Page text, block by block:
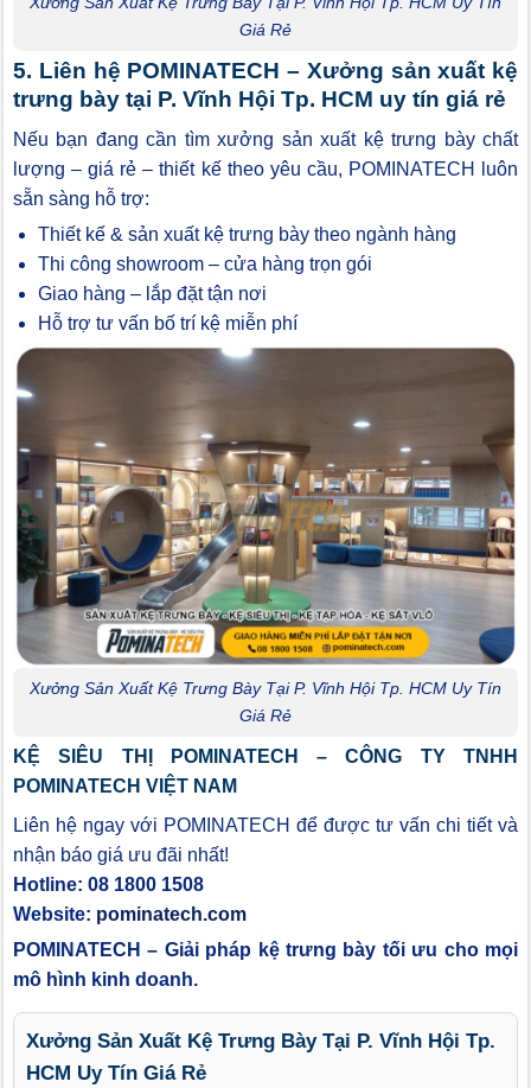
Giá Rẻ
5. Liên hệ POMINATECH – Xưởng sản xuất kệ
trưng bày tại P. Vĩnh Hội Tp. HCM uy tín giá rẻ
Nếu bạn đang cần tìm xưởng sản xuất kệ trưng bày chất
lượng – giá rẻ – thiết kế theo yêu cầu, POMINATECH luôn
sẵn sàng hỗ trợ:
Thiết kế & sản xuất kệ trưng bày theo ngành hàng
Thi công showroom – cửa hàng trọn gói
Giao hàng – lắp đặt tận nơi
Hỗ trợ tư vấn bố trí kệ miễn phí
Xưởng Sản Xuất Kệ Trưng Bày Tại P. Vĩnh Hội Tp. HCM Uy Tín
Giá Rẻ
KỆ SIÊU THỊ POMINATECH – CÔNG TY TNHH
POMINATECH VIỆT NAM
Liên hệ ngay với POMINATECH để được tư vấn chi tiết và
nhận báo giá ưu đãi nhất!
Hotline: 08 1800 1508
Website: pominatech.com
POMINATECH – Giải pháp kệ trưng bày tối ưu cho mọi
mô hình kinh doanh.
Xưởng Sản Xuất Kệ Trưng Bày Tại P. Vĩnh Hội Tp.
HCM Uy Tín Giá Rẻ